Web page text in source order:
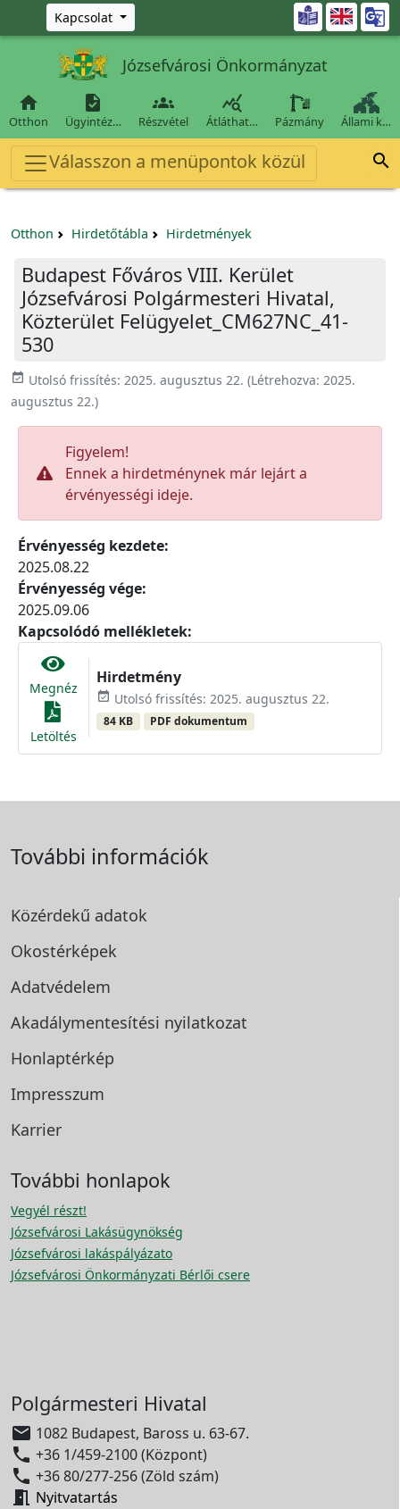
Ugrás a fő tartalomra
Kapcsolat 
Józsefvárosi Önkormányzat

Otthon

Ügyintéz…

Részvétel

Átláthat… Pázmány Állami k…
Válasszon a menüpontok közül 
Otthon Hirdetőtábla Hirdetmények
Budapest Főváros VIII. Kerület
Józsefvárosi Polgármesteri Hivatal,
Közterület Felügyelet_CM627NC_41-
530
event_available Utolsó frissítés: 2025. augusztus 22. (Létrehozva: 2025.
augusztus 22.)
Figyelem!
Ennek a hirdetménynek már lejárt a
érvényességi ideje.
Érvényesség kezdete:
2025.08.22
Érvényesség vége:
2025.09.06
Kapcsolódó mellékletek:
Megnéz
Letöltés
Hirdetmény
event_available Utolsó frissítés: 2025. augusztus 22.
84 KB PDF dokumentum
További információk
Közérdekű adatok
Okostérképek
Adatvédelem
Akadálymentesítési nyilatkozat
Honlaptérkép
Impresszum
Karrier
További honlapok
Vegyél részt!
Józsefvárosi Lakásügynökség
Józsefvárosi lakáspályázato
Józsefvárosi Önkormányzati Bérlői csere
Polgármesteri Hivatal
 1082 Budapest, Baross u. 63-67.
 +36 1/459-2100 (Központ)
 +36 80/277-256 (Zöld szám)
 Nyitvatartás